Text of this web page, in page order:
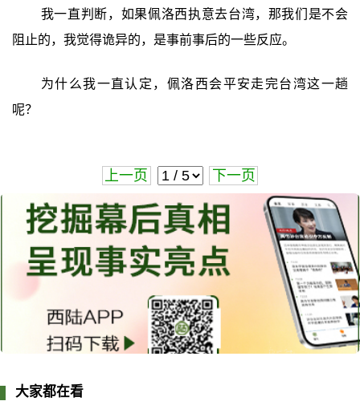
我一直判断，如果佩洛西执意去台湾，那我们是不会
阻止的，我觉得诡异的，是事前事后的一些反应。
为什么我一直认定，佩洛西会平安走完台湾这一趟
呢？
上一页 下一页
大家都在看